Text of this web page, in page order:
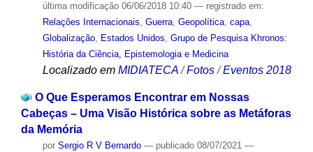
última modificação06/06/2018 10:40 — registrado em:
Relações Internacionais, Guerra, Geopolítica, capa,
Globalização, Estados Unidos, Grupo de Pesquisa Khronos:
História da Ciência, Epistemologia e Medicina
Localizado em MIDIATECA /Fotos /Eventos 2018
O Que Esperamos Encontrar em Nossas
Cabeças – Uma Visão Histórica sobre as Metáforas
da Memória
por Sergio R V Bernardo — publicado08/07/2021 —